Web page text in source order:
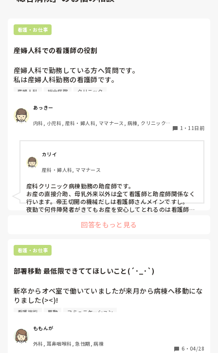
看護・お仕事
産婦人科での看護師の役割
産婦人科で勤務している方へ質問です。
私は産婦人科勤務の看護師です。
総合病院で勤務していたころは婦人科のオペや切迫早産の患
現在クリニック勤務をしています。
病棟は分娩メイン、外来は妊婦健診や婦人科の方の対応をし
ています。
師がメインで働いています。
分娩以外は看護師対応という感じなんですが
みなさまの産婦人科での看護師の働き方を教えて頂きたいで
よろしくお願いいたします。
産婦人科 総合病院 クリニック
あっきー
内科, 小児科, 産科・婦人科, ママナース, 病棟, クリニック,
1 ・ 11日前
カリイ
産科・婦人科, ママナース
産科クリニック病棟勤務の助産師です。
お産の直接介助、母乳外来以外は全て看護師と助産師関係なく
行います。帝王切開の機械だしは看護師さんメインですし。
夜勤で何件陣発者がきてもお産を安心してとれるのは看護師さ
回答をもっと見る
看護・お仕事
部署移動 最低限できててほしいこと(´･_･`)
新卒からオペ室で働いていましたが来月から病棟へ移動にな
りました(><)!
看護師歴は7年目で中堅？クラスになりますが病棟のことを
って貰えないと思うので最低限これだけはできててほしいこ
とはありますか？？
初めて病棟勤務になるので不安です、、😣
看護技術 異動 コミュニケーション
ももんが
外科, 耳鼻咽喉科, 急性期, 病棟
6 ・ 04/28